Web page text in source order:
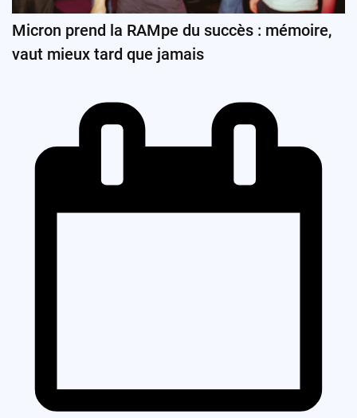
Micron prend la RAMpe du succès : mémoire,
vaut mieux tard que jamais